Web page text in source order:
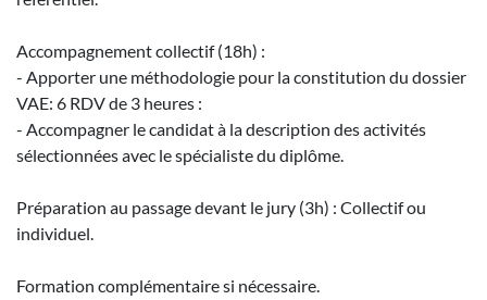
Accompagnement collectif (18h) :
- Apporter une méthodologie pour la constitution du dossier
VAE: 6 RDV de 3 heures :
- Accompagner le candidat à la description des activités
sélectionnées avec le spécialiste du diplôme.
Préparation au passage devant le jury (3h) : Collectif ou
individuel.
Formation complémentaire si nécessaire.